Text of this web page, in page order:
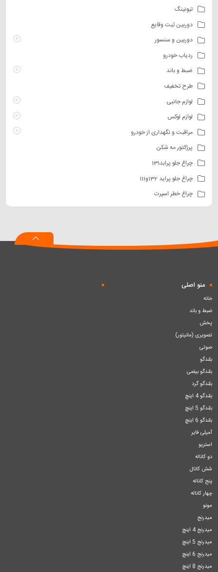
تیونینگ
دوربین ثبت وقایع
دوربین و سنسور
ردیاب خودرو
ضبط و باند
طرح تخفیف
لوازم جانبی
لوازم لوکس
مراقبت و نگهداری از خودرو
پرژکتور مه شکن
چراغ جلو پرابد131
چراغ جلو پراید 132و111
چراغ خطر اسپرت
منو اصلی
خانه
ضبط و باند
پخش
تصویری (مانیتور)
صوتی
بلندگو
بلندگو بیضی
بلندگو گرد
بلندگو 4 اینچ
بلندگو 5 اینچ
بلندگو 6 اینچ
آمپلی فایر
استریو
دو کاناله
شش کانال
پنج کاناله
چهار کاناله
مونو
میدرنج
میدرنج 4 اینچ
میدرنج 5 اینچ
میدرنج 6 اینچ
میدرنج 8 اینچ